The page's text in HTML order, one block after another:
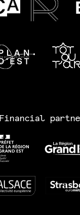
Financial